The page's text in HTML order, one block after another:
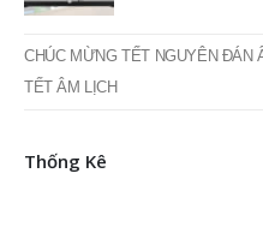
CHÚC MỪNG TẾT NGUYÊN ĐÁN
TẾT ÂM LỊCH
Thống Kê